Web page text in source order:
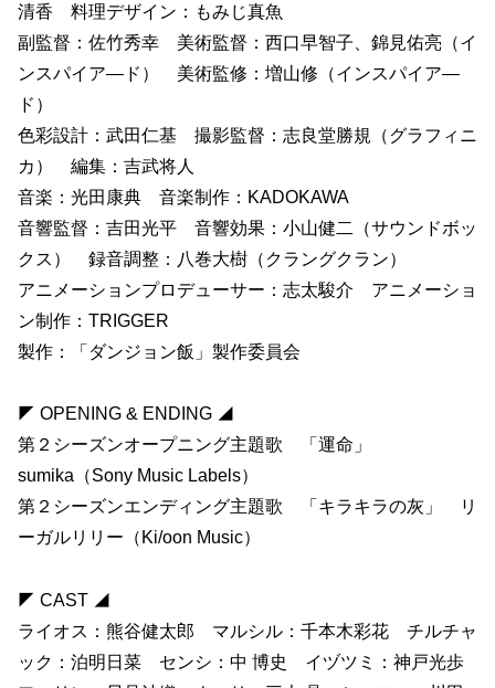
清香 料理デザイン：もみじ真魚
副監督：佐竹秀幸 美術監督：西口早智子、錦見佑亮（イ
ンスパイア―ド） 美術監修：増山修（インスパイア―
ド）
色彩設計：武田仁基 撮影監督：志良堂勝規（グラフィニ
カ） 編集：吉武将人
音楽：光田康典 音楽制作：KADOKAWA
音響監督：吉田光平 音響効果：小山健二（サウンドボッ
クス） 録音調整：八巻大樹（クラングクラン）
アニメーションプロデューサー：志太駿介 アニメーショ
ン制作：TRIGGER
製作：「ダンジョン飯」製作委員会
◤ OPENING & ENDING ◢
第２シーズンオープニング主題歌 「運命」
sumika（Sony Music Labels）
第２シーズンエンディング主題歌 「キラキラの灰」 リ
ーガルリリー（Ki/oon Music）
◤ CAST ◢
ライオス：熊谷健太郎 マルシル：千本木彩花 チルチャ
ック：泊明日菜 センシ：中 博史 イヅツミ：神戸光歩